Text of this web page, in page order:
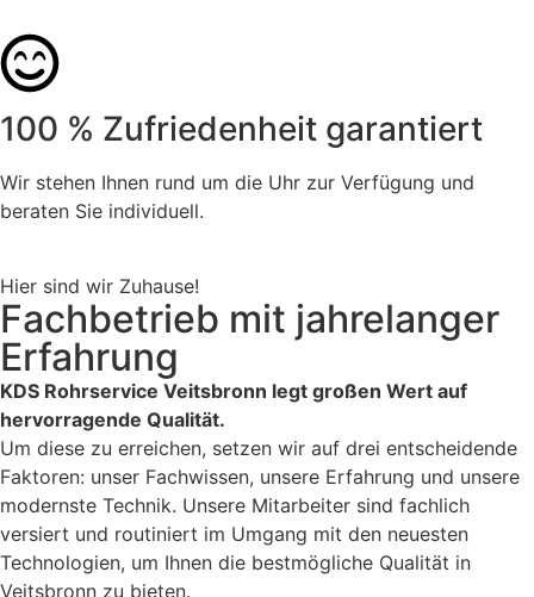
100 % Zufriedenheit garantiert
Wir stehen Ihnen rund um die Uhr zur Verfügung und
beraten Sie individuell.
Hier sind wir Zuhause!
Fachbetrieb mit jahrelanger
Erfahrung
KDS Rohrservice Veitsbronn legt großen Wert auf
hervorragende Qualität.
Um diese zu erreichen, setzen wir auf drei entscheidende
Faktoren: unser Fachwissen, unsere Erfahrung und unsere
modernste Technik. Unsere Mitarbeiter sind fachlich
versiert und routiniert im Umgang mit den neuesten
Technologien, um Ihnen die bestmögliche Qualität in
Veitsbronn zu bieten.